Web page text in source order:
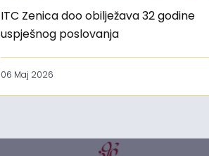
ITC Zenica doo obilježava 32 godine
uspješnog poslovanja
06 Maj 2026